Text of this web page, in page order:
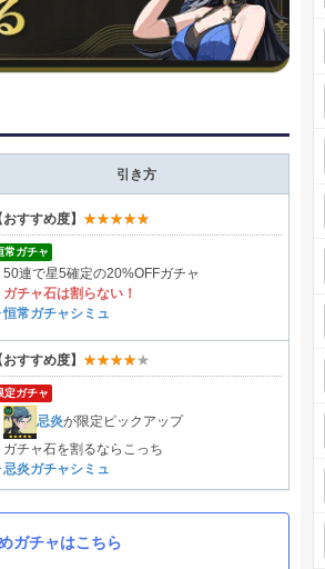
引き方
おすすめ度】 ★★★★★
常ガチャ
50連で星5確定の20%OFFガチャ
ガチャ石は割らない！
恒常ガチャシミュ
おすすめ度】 ★★★★★
定ガチャ
忌炎が限定ピックアップ
ガチャ石を割るならこっち
忌炎ガチャシミュ
ガチャはこちら